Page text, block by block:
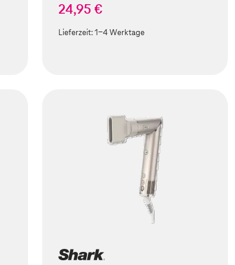
24,95 €
Lieferzeit:1-4 Werktage